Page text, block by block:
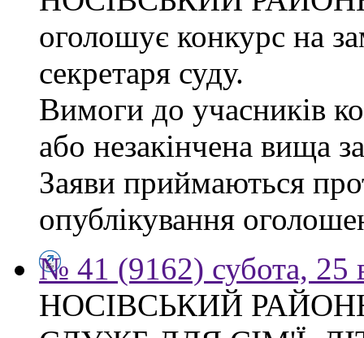
оголошує конкурс на
секретаря суду.
Вимоги до учасників
або незакінчена вища
Заяви приймаються
опублікування
№ 41 (9162) субота, 25
НОСІВСЬКИЙ